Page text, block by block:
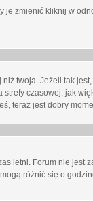
je zmienić kliknij w
twoja. Jeżeli tak
czasowej, jak
teraz jest dobry
letni. Forum nie jest
różnić się o